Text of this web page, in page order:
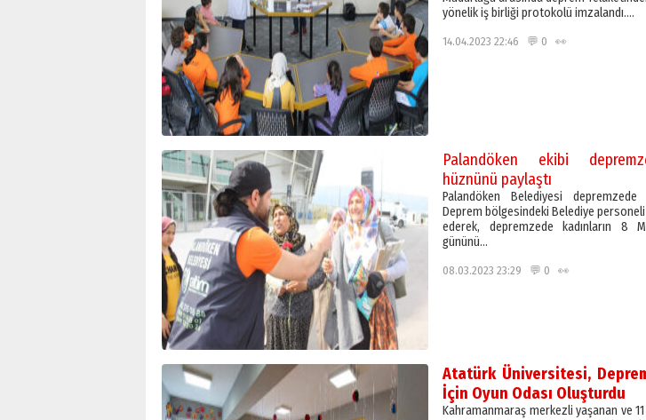
yönelik iş birliği protokolü imzalandı….
14.04.2023 22:46 💬 0 👀
Palandöken ekibi
hüznünü paylaştı
Palandöken Belediyesi depremzede
Deprem bölgesindeki Belediye
ederek, depremzede kadınların 8
gününü…
08.03.2023 23:29 💬 0 👀
Atatürk Üniversitesi,
İçin Oyun Odası Oluşturdu
Kahramanmaraş merkezli yaşanan ve